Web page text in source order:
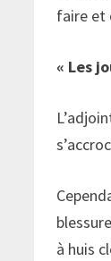
faire et
« Les
à huis